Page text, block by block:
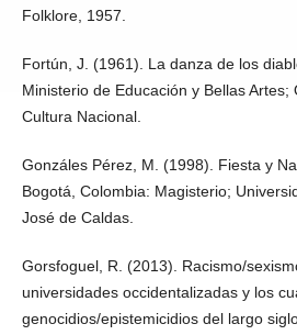
Folklore, 1957.
Fortún, J. (1961). La danza de los
Ministerio de Educación y Bellas Artes;
Cultura Nacional.
Gonzáles Pérez, M. (1998). Fiesta y
Bogotá, Colombia: Magisterio;
José de Caldas.
Gorsfoguel, R. (2013). Racismo/
universidades occidentalizadas y los
genocidios/epistemicidios del largo